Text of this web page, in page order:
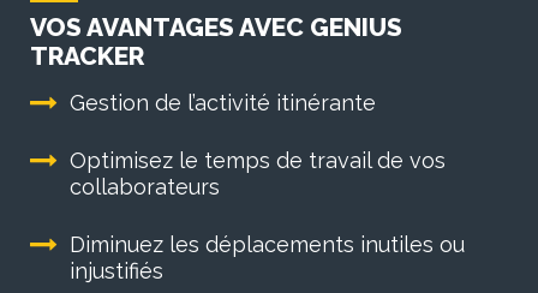
VOS AVANTAGES AVEC GENIUS
TRACKER
Gestion de l’activité itinérante
Optimisez le temps de travail de vos
collaborateurs
Diminuez les déplacements inutiles ou
injustifiés